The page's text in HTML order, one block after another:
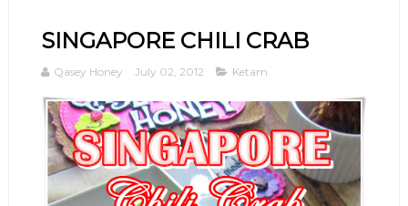
SINGAPORE CHILI CRAB
Qasey Honey July 02, 2012 Ketam